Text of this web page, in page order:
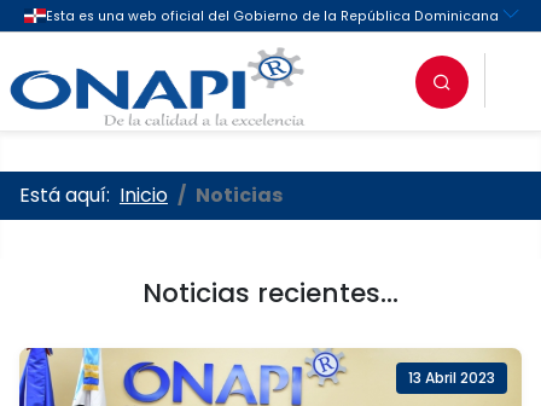
Oficina Nacional de la
Está aquí: Inicio Noticias
Noticias recientes...
13 Abril 2023